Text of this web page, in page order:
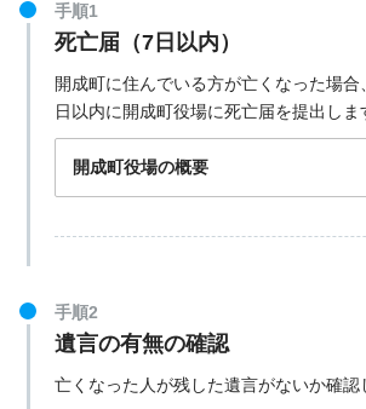
手順1
死亡届（7日以内）
開成町に住んでいる方が亡くなった場
日以内に開成町役場に死亡届を提出しま
開成町役場の概要
手順2
遺言の有無の確認
亡くなった人が残した遺言がないか確認